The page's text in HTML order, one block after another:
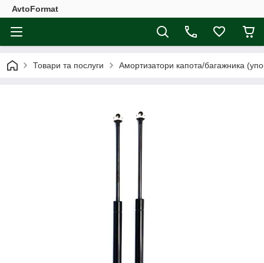
AvtoFormat
Товари та послуги Амортизатори капота/багажника